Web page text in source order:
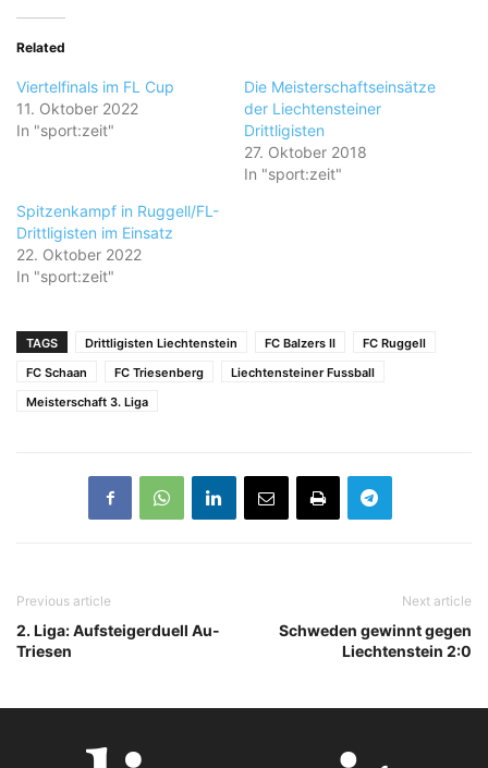
Related
Viertelfinals im FL Cup
11. Oktober 2022
In "sport:zeit"
Die Meisterschaftseinsätze
der Liechtensteiner
Drittligisten
27. Oktober 2018
In "sport:zeit"
Spitzenkampf in Ruggell/FL-
Drittligisten im Einsatz
22. Oktober 2022
In "sport:zeit"
TAGS Drittligisten Liechtenstein FC Balzers II
FC Ruggell
FC Schaan
FC Triesenberg
Liechtensteiner Fussball
Meisterschaft 3. Liga
Previous article
2. Liga: Aufsteigerduell Au-
Triesen
Next article
Schweden gewinnt gegen
Liechtenstein 2:0